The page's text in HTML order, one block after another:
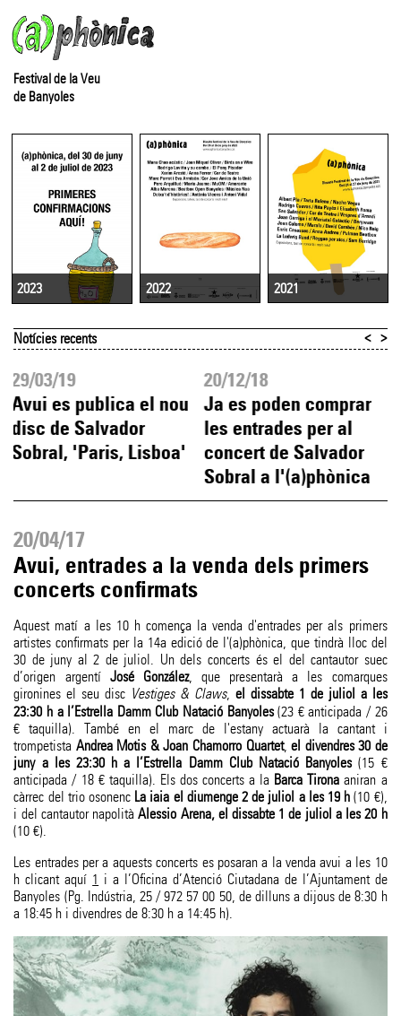
Festival de la Veu
de Banyoles
2023 2022 2021
Notícies recents
29/03/19
Avui es publica el nou
disc de Salvador
Sobral, 'Paris, Lisboa'
20/12/18
Ja es poden comprar
les entrades per al
concert de Salvador
Sobral a l'(a)phònica
< >
20/04/17
Avui, entrades a la venda dels primers
concerts confirmats
Aquest matí a les 10 h comença la venda d'entrades per als primers
artistes confirmats per la 14a edició de l'(a)phònica, que tindrà lloc del
30 de juny al 2 de juliol. Un dels concerts és el del cantautor suec
d’origen argentí José González, que presentarà a les comarques
gironines el seu disc Vestiges & Claws, el dissabte 1 de juliol a les
23:30 h a l’Estrella Damm Club Natació Banyoles(23 € anticipada / 26
€ taquilla). També en el marc de l'estany actuarà la cantant i
trompetista Andrea Motis & Joan Chamorro Quartet,el divendres 30 de
juny a les 23:30 h a l’Estrella Damm Club Natació Banyoles(15 €
anticipada / 18 € taquilla). Els dos concerts a la Barca Tirona aniran a
càrrec del trio osonenc La iaia el diumenge 2 de juliol a les 19 h (10 €),
i del cantautor napolitàAlessio Arena, el dissabte 1 de juliol a les 20 h
(10 €).
Les entrades per a aquests concerts es posaran a la venda avui a les 10
h clicant aquí 1 i a l’Oficina d’Atenció Ciutadana de l’Ajuntament de
Banyoles (Pg. Indústria, 25 / 972 57 00 50, de dilluns a dijous de 8:30 h
a 18:45 h i divendres de 8:30 h a 14:45 h).